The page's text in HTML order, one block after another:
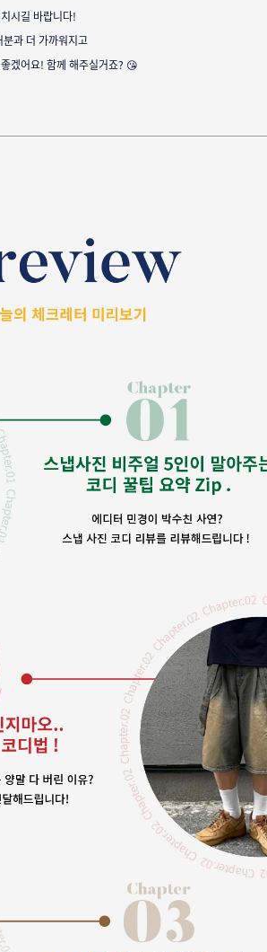
시길 바랍니다!
과 더 가까워지고
겠어요! 함께 해주실거죠? 😘